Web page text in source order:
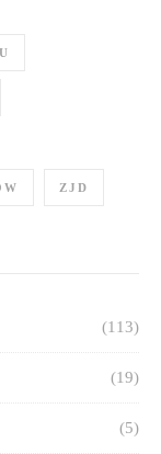
ZJD
(113)
(19)
(5)